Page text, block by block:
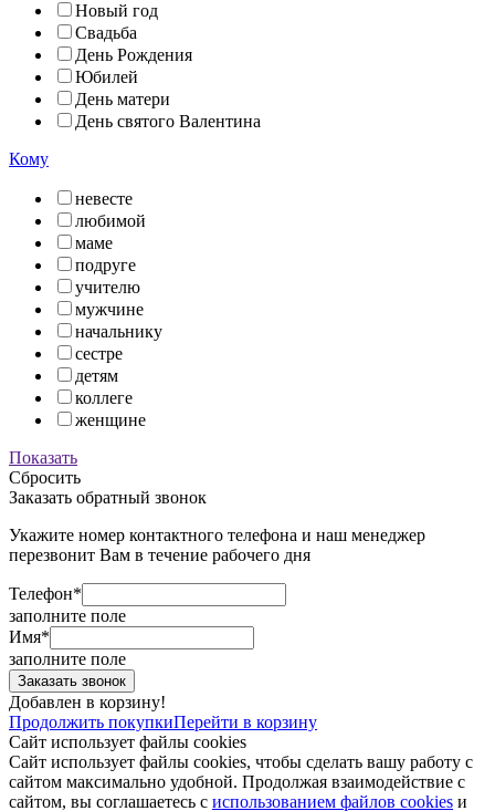
Новый год
Свадьба
День Рождения
Юбилей
День матери
День святого Валентина
Кому
невесте
любимой
маме
подруге
учителю
мужчине
начальнику
сестре
детям
коллеге
женщине
Показать
Сбросить
Заказать обратный звонок
Укажите номер контактного телефона и наш менеджер
перезвонит Вам в течение рабочего дня
Телефон*
заполните поле
Имя*
заполните поле
Добавлен в корзину!
Продолжить покупкиПерейти в корзину
Сайт использует файлы cookies
Сайт использует файлы cookies, чтобы сделать вашу работу с
сайтом максимально удобной. Продолжая взаимодействие с
сайтом, вы соглашаетесь с использованием файлов cookies и